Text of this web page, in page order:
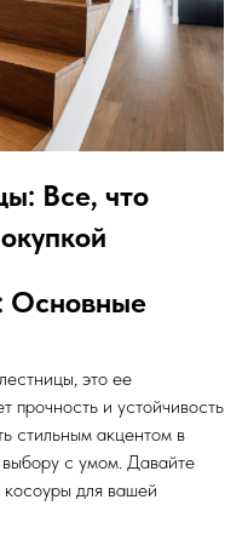
Все, что
Основные
это ее
прочность и устойчивость
стильным акцентом в
с умом. Давайте
косоуры для вашей